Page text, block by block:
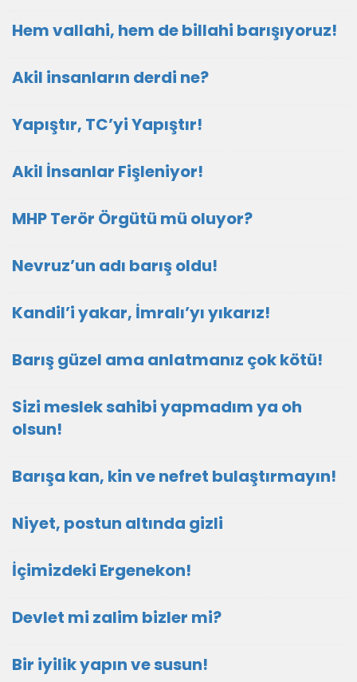
Hem vallahi, hem de billahi barışıyoruz!
Akil insanların derdi ne?
Yapıştır, TC’yi Yapıştır!
Akil İnsanlar Fişleniyor!
MHP Terör Örgütü mü oluyor?
Nevruz’un adı barış oldu!
Kandil’i yakar, İmralı’yı yıkarız!
Barış güzel ama anlatmanız çok kötü!
Sizi meslek sahibi yapmadım ya oh
olsun!
Barışa kan, kin ve nefret bulaştırmayın!
Niyet, postun altında gizli
İçimizdeki Ergenekon!
Devlet mi zalim bizler mi?
Bir iyilik yapın ve susun!